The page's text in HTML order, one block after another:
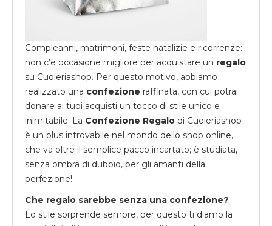
Compleanni, matrimoni, feste natalizie e ricorrenze:
non c’è occasione migliore per acquistare un regalo
su Cuoieriashop. Per questo motivo, abbiamo
realizzato una confezione raffinata, con cui potrai
donare ai tuoi acquisti un tocco di stile unico e
inimitabile. La Confezione Regalo di Cuoieriashop
è un plus introvabile nel mondo dello shop online,
che va oltre il semplice pacco incartato; è studiata,
senza ombra di dubbio, per gli amanti della
perfezione!
Che regalo sarebbe senza una confezione?
Lo stile sorprende sempre, per questo ti diamo la